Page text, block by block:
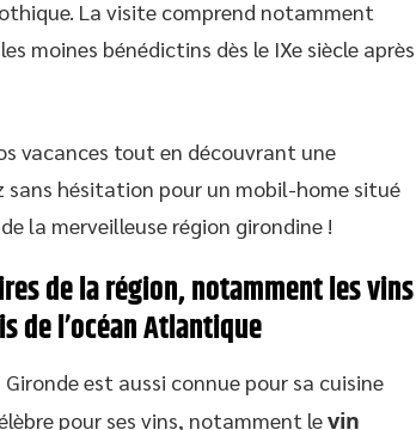
La visite comprend notamment
moines bénédictins dès le IXe siècle après
vacances tout en découvrant une
hésitation pour un mobil-home situé
la merveilleuse région girondine !
de la région, notamment les vins
de l’océan Atlantique
Gironde est aussi connue pour sa cuisine
pour ses vins, notamment levin